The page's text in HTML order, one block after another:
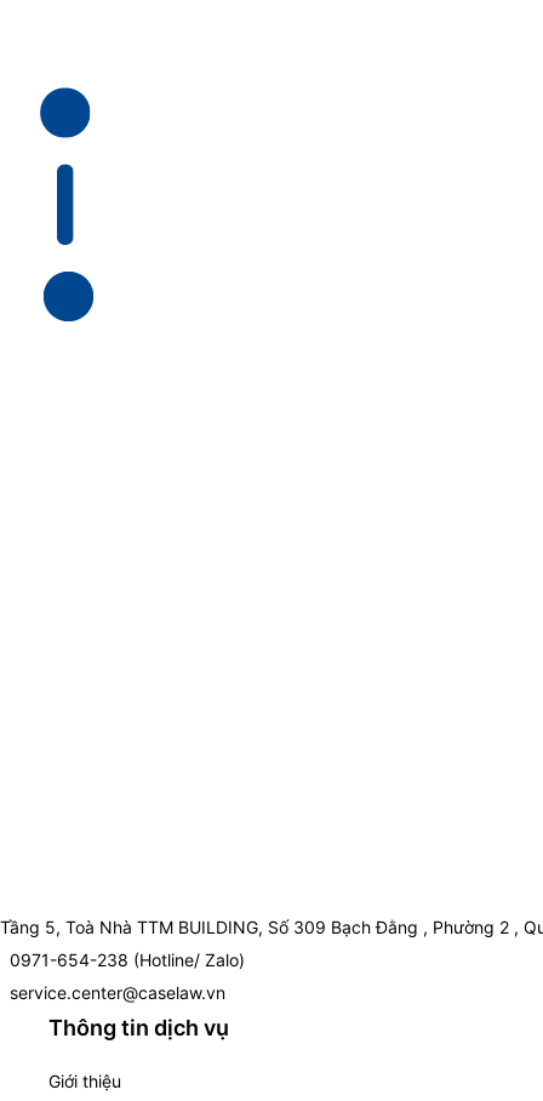
Tầng 5, Toà Nhà TTM BUILDING, Số 309 Bạch Đằng , Phường 2 ,
0971-654-238 (Hotline/ Zalo)
service.center@caselaw.vn
Thông tin dịch vụ
Giới thiệu